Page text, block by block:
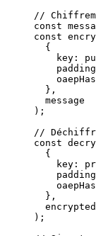
//
const
const
  {
key:
  },
  message
);
//
const
  {
key:
  },
  encrypted
);